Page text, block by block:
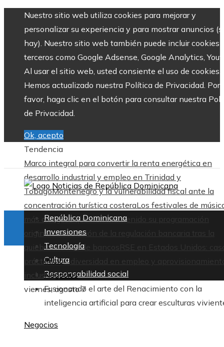
Nuestro sitio web utiliza cookies para mejorar y
personalizar su experiencia y para mostrar anuncios
hay). Nuestro sitio web también puede incluir cookies
terceros como Google Adsense, Google Analytics,
Al usar el sitio web, usted consiente el uso de cookies.
Hemos actualizado nuestra Política de Privacidad. Por
favor, haga clic en el botón para consultar nuestra
de Privacidad.
Ok, acepto
Tendencia
Marco integral para convertir la renta energética en
desarrollo industrial y empleo en Trinidad y
TobagoMontenegro y la vulnerabilidad fiscal ante la
concentración turística costeraLos festivales de
más antiguos que han mantenido su programación
originalLa evolución de la regulación bancaria tras la
quiebra masiva de bancos
RSE en Estados Unidos:
prácticos de diversidad en empleo y
inclusivo
viernes, agosto 7
República Dominicana
Inversiones
Tecnología
Cultura
Responsabilidad social
Inicio
Negocios
Fusionando el arte del Renacimiento con la
inteligencia artificial para crear esculturas
Negocios